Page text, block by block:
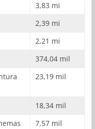
3,83 mi
2,39 mi
2,21 mi
374,04 mil
23,19 mil
18,34 mil
7,57 mil